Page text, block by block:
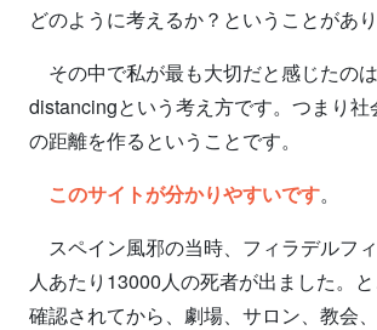
どのように考えるか？ということがあり
その中で私が最も大切だと感じたの
distancingという考え方です。つまり社
の距離を作るということです。
このサイトが分かりやすいです。
スペイン風邪の当時、フィラデルフ
人あたり13000人の死者が出ました。
確認されてから、劇場、サロン、教会